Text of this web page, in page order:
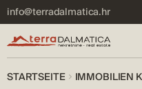
info@terradalmatica.hr
STARTSEITE IMMOBILIEN